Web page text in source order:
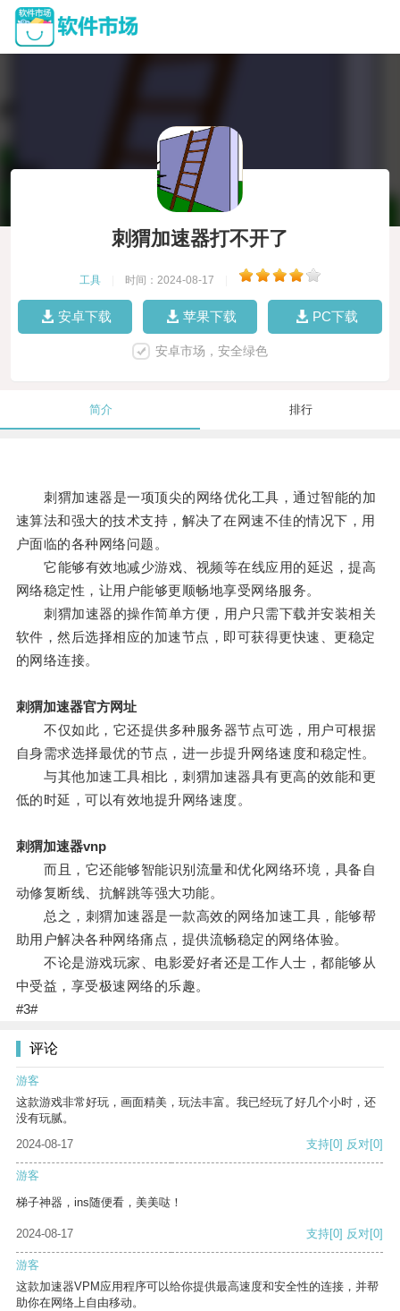
刺猬加速器打不开了
工具 时间：2024-08-17
安卓下载 苹果下载 PC下载
安卓市场，安全绿色
简介 排行
刺猬加速器是一项顶尖的网络优化工具，通过智能的加
速算法和强大的技术支持，解决了在网速不佳的情况下，用
户面临的各种网络问题。
它能够有效地减少游戏、视频等在线应用的延迟，提高
网络稳定性，让用户能够更顺畅地享受网络服务。
刺猬加速器的操作简单方便，用户只需下载并安装相关
软件，然后选择相应的加速节点，即可获得更快速、更稳定
的网络连接。
刺猬加速器官方网址
不仅如此，它还提供多种服务器节点可选，用户可根据
自身需求选择最优的节点，进一步提升网络速度和稳定性。
与其他加速工具相比，刺猬加速器具有更高的效能和更
低的时延，可以有效地提升网络速度。
刺猬加速器vnp
而且，它还能够智能识别流量和优化网络环境，具备自
动修复断线、抗解跳等强大功能。
总之，刺猬加速器是一款高效的网络加速工具，能够帮
助用户解决各种网络痛点，提供流畅稳定的网络体验。
不论是游戏玩家、电影爱好者还是工作人士，都能够从
中受益，享受极速网络的乐趣。
#3#
评论
游客
这款游戏非常好玩，画面精美，玩法丰富。我已经玩了好几个小时，还
没有玩腻。
2024-08-17
支持[0] 反对[0]
游客
梯子神器，ins随便看，美美哒！
2024-08-17 支持[0] 反对[0]
游客
这款加速器VPM应用程序可以给你提供最高速度和安全性的连接，并帮
助你在网络上自由移动。